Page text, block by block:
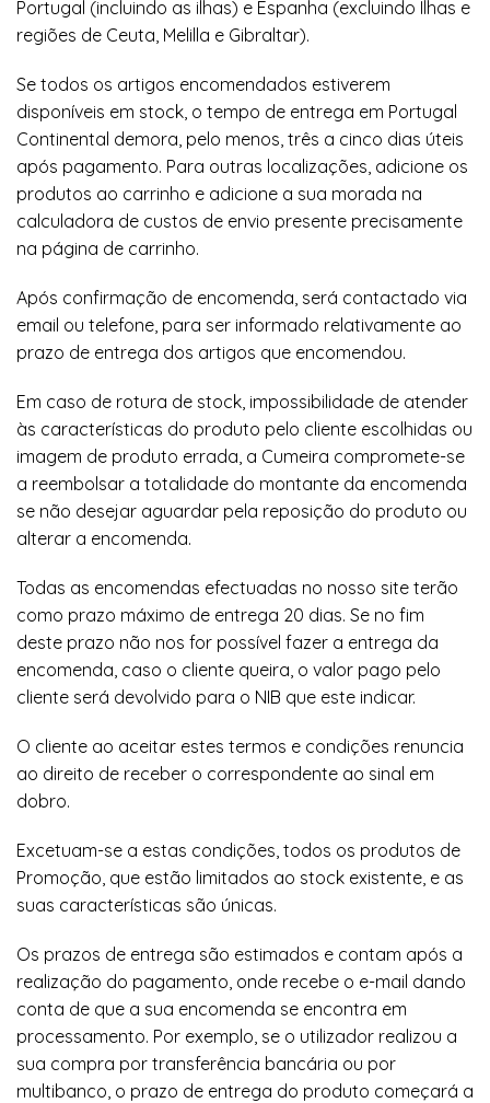
Portugal (incluindo as ilhas) e Espanha (excluindo Ilhas e
regiões de Ceuta, Melilla e Gibraltar).
Se todos os artigos encomendados estiverem
disponíveis em stock, o tempo de entrega em Portugal
Continental demora, pelo menos, três a cinco dias úteis
após pagamento. Para outras localizações, adicione os
produtos ao carrinho e adicione a sua morada na
calculadora de custos de envio presente precisamente
na página de carrinho.
Após confirmação de encomenda, será contactado via
email ou telefone, para ser informado relativamente ao
prazo de entrega dos artigos que encomendou.
Em caso de rotura de stock, impossibilidade de atender
às características do produto pelo cliente escolhidas ou
imagem de produto errada, a Cumeira compromete-se
a reembolsar a totalidade do montante da encomenda
se não desejar aguardar pela reposição do produto ou
alterar a encomenda.
Todas as encomendas efectuadas no nosso site terão
como prazo máximo de entrega 20 dias. Se no fim
deste prazo não nos for possível fazer a entrega da
encomenda, caso o cliente queira, o valor pago pelo
cliente será devolvido para o NIB que este indicar.
O cliente ao aceitar estes termos e condições renuncia
ao direito de receber o correspondente ao sinal em
dobro.
Excetuam-se a estas condições, todos os produtos de
Promoção, que estão limitados ao stock existente, e as
suas características são únicas.
Os prazos de entrega são estimados e contam após a
realização do pagamento, onde recebe o e-mail dando
conta de que a sua encomenda se encontra em
processamento. Por exemplo, se o utilizador realizou a
sua compra por transferência bancária ou por
multibanco, o prazo de entrega do produto começará a